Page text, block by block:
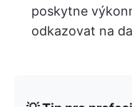
poskytne
odkazovat na